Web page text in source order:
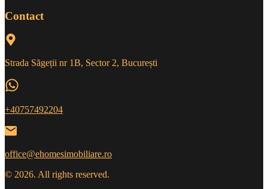
Contact
Strada Săgeții nr 1B, Sector 2, București
+40757492204
office@ehomesimobiliare.ro
© 2026. All rights reserved.